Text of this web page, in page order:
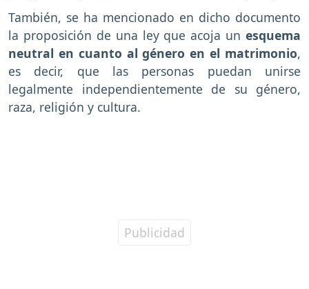
También, se ha mencionado en dicho documento
la proposición de una ley que acoja un esquema
neutral en cuanto al género en el matrimonio,
es decir, que las personas puedan unirse
legalmente independientemente de su género,
raza, religión y cultura.